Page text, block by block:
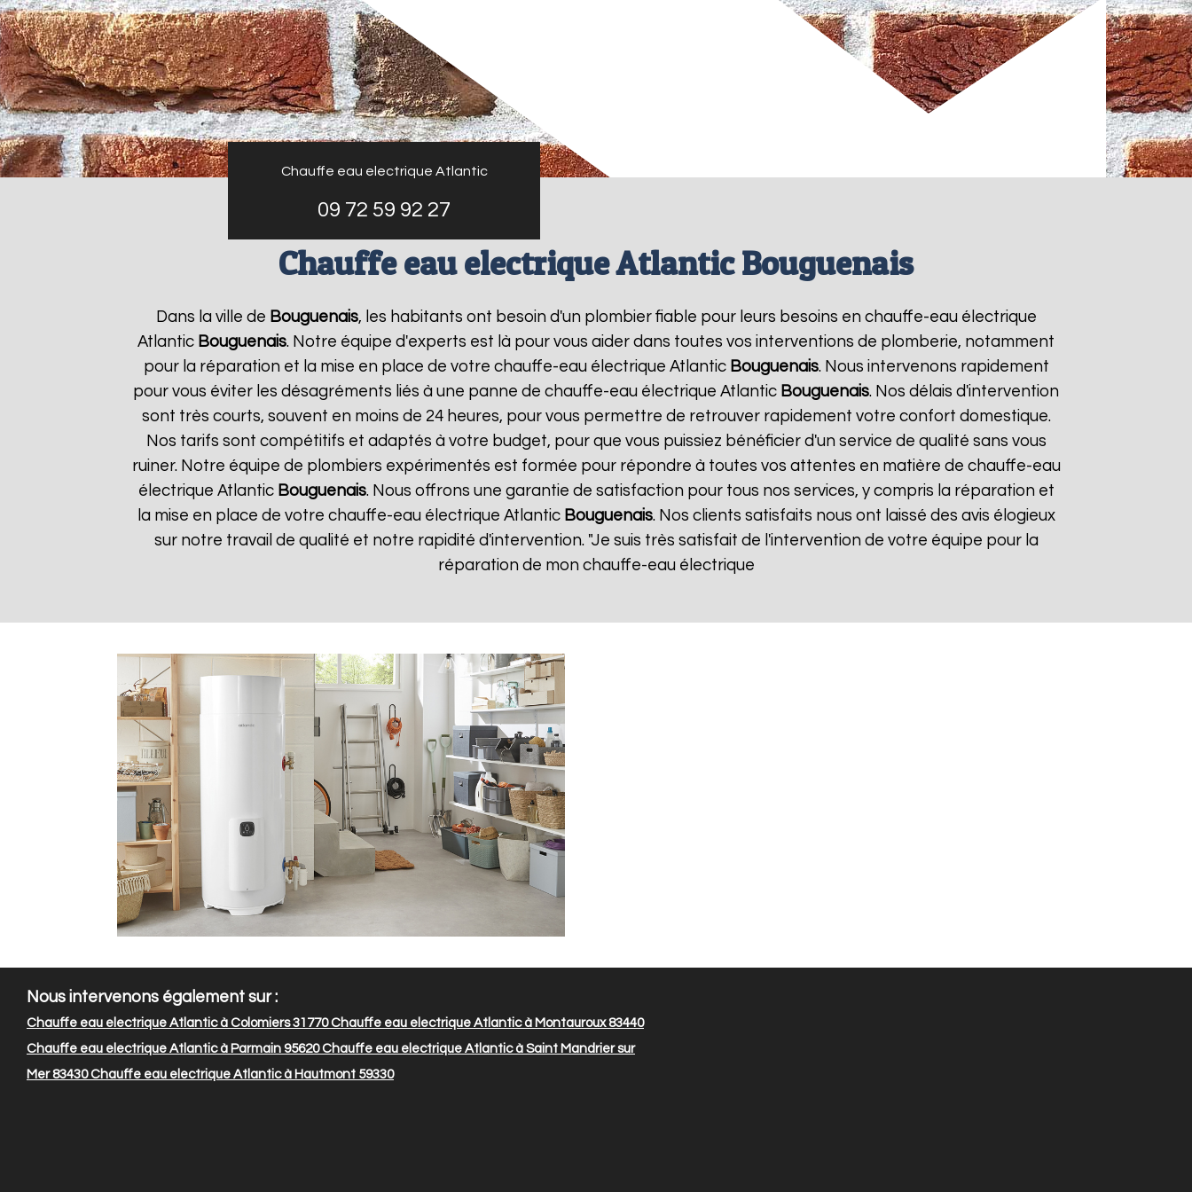
Chauffe eau electrique Atlantic
09 72 59 92 27
Chauffe eau electrique Atlantic Bouguenais
Dans la ville de Bouguenais, les habitants ont besoin d'un plombier fiable pour leurs besoins en chauffe-eau électrique
Atlantic Bouguenais. Notre équipe d'experts est là pour vous aider dans toutes vos interventions de plomberie, notamment
pour la réparation et la mise en place de votre chauffe-eau électrique Atlantic Bouguenais. Nous intervenons rapidement
pour vous éviter les désagréments liés à une panne de chauffe-eau électrique Atlantic Bouguenais. Nos délais d'intervention
sont très courts, souvent en moins de 24 heures, pour vous permettre de retrouver rapidement votre confort domestique.
Nos tarifs sont compétitifs et adaptés à votre budget, pour que vous puissiez bénéficier d'un service de qualité sans vous
ruiner. Notre équipe de plombiers expérimentés est formée pour répondre à toutes vos attentes en matière de chauffe-eau
électrique Atlantic Bouguenais. Nous offrons une garantie de satisfaction pour tous nos services, y compris la réparation et
la mise en place de votre chauffe-eau électrique Atlantic Bouguenais. Nos clients satisfaits nous ont laissé des avis élogieux
sur notre travail de qualité et notre rapidité d'intervention. "Je suis très satisfait de l'intervention de votre équipe pour la
réparation de mon chauffe-eau électrique
Nous intervenons également sur :
Chauffe eau electrique Atlantic à Colomiers 31770Chauffe eau electrique Atlantic à Montauroux 83440
Chauffe eau electrique Atlantic à Parmain 95620Chauffe eau electrique Atlantic à Saint Mandrier sur
Mer 83430Chauffe eau electrique Atlantic à Hautmont 59330